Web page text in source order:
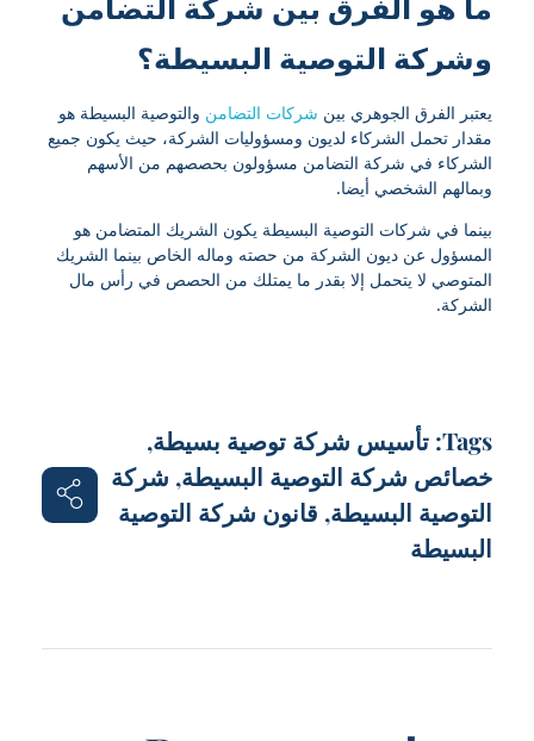
ما هو الفرق بين شركة التضامن
وشركة التوصية البسيطة؟
يعتبر الفرق الجوهري بين شركات التضامن والتوصية البسيطة هو
مقدار تحمل الشركاء لديون ومسؤوليات الشركة، حيث يكون جميع
الشركاء في شركة التضامن مسؤولون بحصصهم من الأسهم
وبمالهم الشخصي أيضا.
بينما في شركات التوصية البسيطة يكون الشريك المتضامن هو
المسؤول عن ديون الشركة من حصته وماله الخاص بينما الشريك
المتوصي لا يتحمل إلا بقدر ما يمتلك من الحصص في رأس مال
الشركة.
Tags: تأسيس شركة توصية بسيطة,
خصائص شركة التوصية البسيطة, شركة
التوصية البسيطة, قانون شركة التوصية
البسيطة